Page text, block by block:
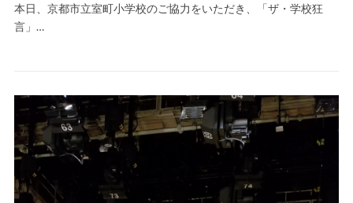
本日、京都市立室町小学校のご協力をいただき、「ザ・学校狂
言」…